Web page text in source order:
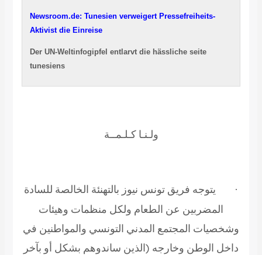
Newsroom.de: Tunesien verweigert Pressefreiheits-
Aktivist die Einreise
Der UN-Weltinfogipfel entlarvt die hässliche seite
tunesiens
ولـنـا كـلـمــة
·
يتوجه فريق تونس نيوز بالتهنئة الخالصة للسادة
المضربين عن الطعام ولكل منظمات وهيئات
وشخصيات المجتمع المدني التونسي والمواطنين في
داخل الوطن وخارجه (الذين ساندوهم بشكل أو بآخر